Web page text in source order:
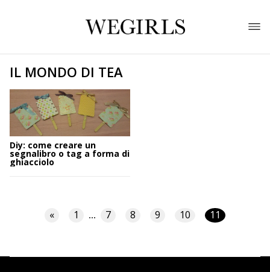
IL MONDO DI TEA
Diy: come creare un
segnalibro o tag a forma di
ghiacciolo
« 1 ... 7 8 9 10 11